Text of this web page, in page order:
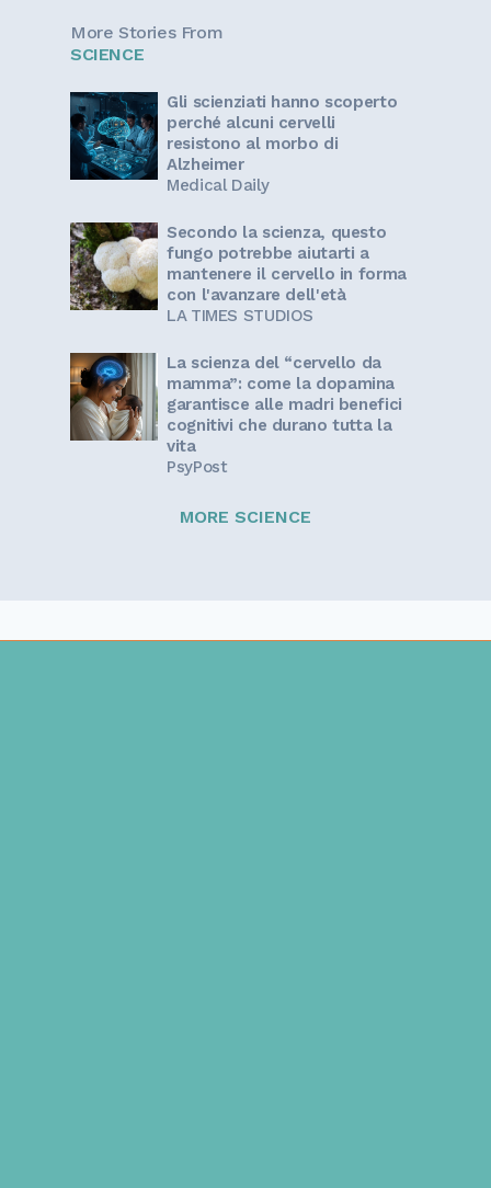
More Stories From
SCIENCE
Gli scienziati hanno scoperto
perché alcuni cervelli
resistono al morbo di
Alzheimer
Medical Daily
Secondo la scienza, questo
fungo potrebbe aiutarti a
mantenere il cervello in forma
con l'avanzare dell'età
LA TIMES STUDIOS
La scienza del “cervello da
mamma”: come la dopamina
garantisce alle madri benefici
cognitivi che durano tutta la
vita
PsyPost
MORE SCIENCE